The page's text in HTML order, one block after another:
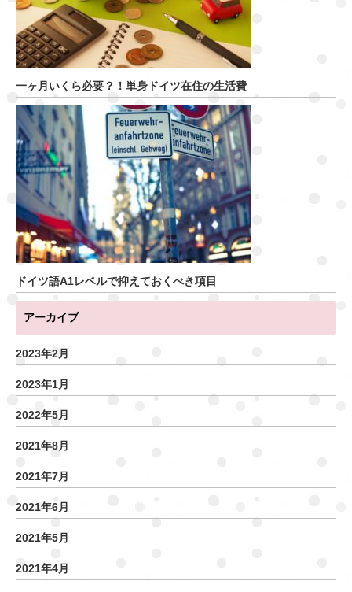
一ヶ月いくら必要？！単身ドイツ在住の生活費
ドイツ語A1レベルで抑えておくべき項目
アーカイブ
2023年2月
2023年1月
2022年5月
2021年8月
2021年7月
2021年6月
2021年5月
2021年4月